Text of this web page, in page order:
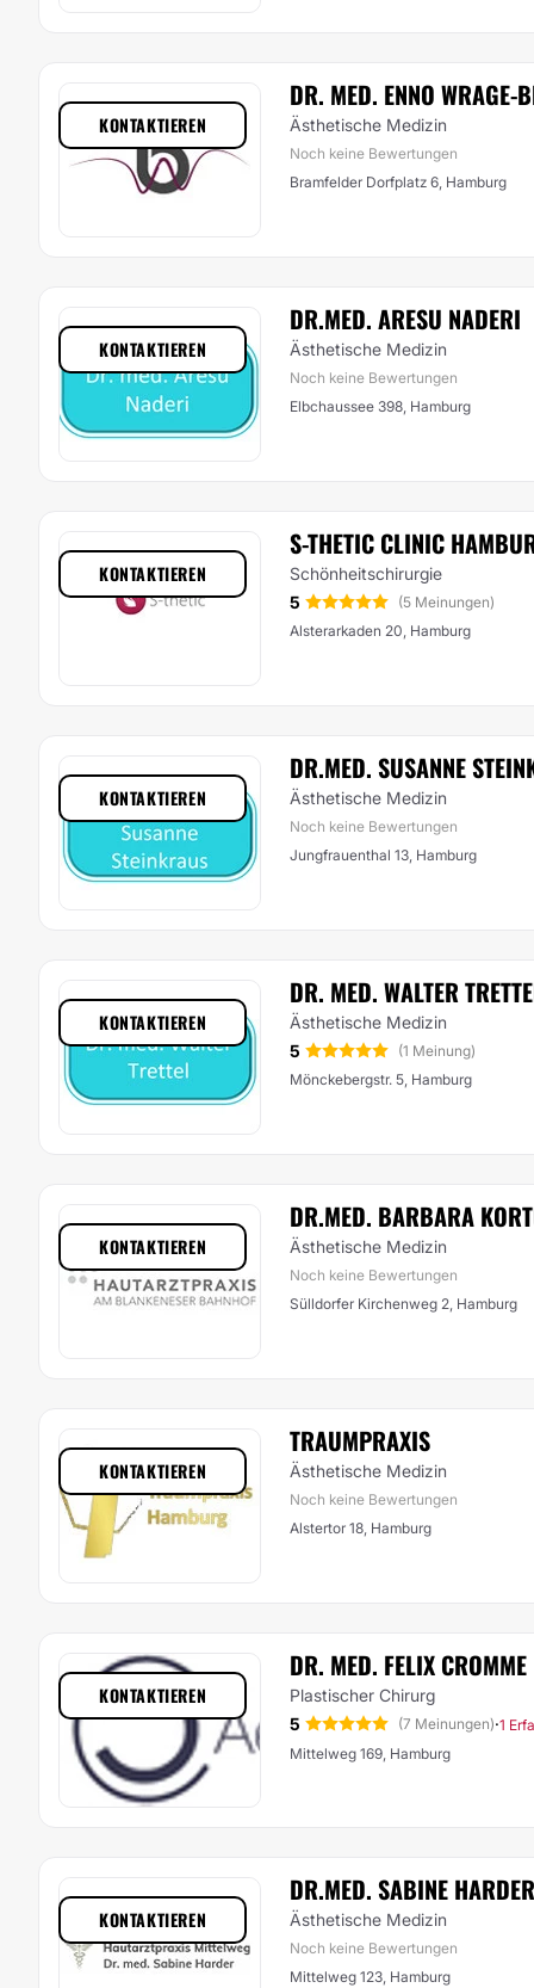
DR. MED. ENNO WRAGE-
Ästhetische Medizin
Noch keine Bewertungen
Bramfelder Dorfplatz 6, Hamburg
KONTAKTIEREN
DR.MED. ARESU NADERI
Ästhetische Medizin
Noch keine Bewertungen
Elbchaussee 398, Hamburg
KONTAKTIEREN
S-THETIC CLINIC
Schönheitschirurgie
5
(5 Meinungen)
Alsterarkaden 20, Hamburg
KONTAKTIEREN
DR.MED. SUSANNE
Ästhetische Medizin
Noch keine Bewertungen
Jungfrauenthal 13, Hamburg
KONTAKTIEREN
DR. MED. WALTER
Ästhetische Medizin
5
(1 Meinung)
Mönckebergstr. 5, Hamburg
KONTAKTIEREN
DR.MED. BARBARA
Ästhetische Medizin
Noch keine Bewertungen
Sülldorfer Kirchenweg 2, Hamburg
KONTAKTIEREN
TRAUMPRAXIS
Ästhetische Medizin
Noch keine Bewertungen
Alstertor 18, Hamburg
KONTAKTIEREN
DR. MED. FELIX CROMME
Plastischer Chirurg
5
(7 Meinungen)·1
Mittelweg 169, Hamburg
KONTAKTIEREN
DR.MED. SABINE HARDER
Ästhetische Medizin
Noch keine Bewertungen
Mittelweg 123, Hamburg
KONTAKTIEREN